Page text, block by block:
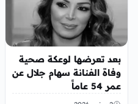
بعد تعرضها لوعكة صحية
وفاة الفنانة سهام جلال عن
عمر 54 عاماً